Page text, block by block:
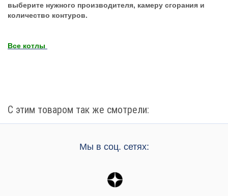
выберите нужного производителя, камеру сгорания и
количество контуров.
Все котлы
С этим товаром так же смотрели:
Мы в соц. сетях: